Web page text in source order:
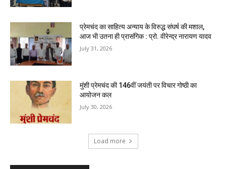
प्रेमचंद का साहित्य अन्याय के विरुद्ध संघर्ष की मशाल,
आज भी उतना ही प्रासंगिक : प्रो. वीरेन्द्र नारायण यादव
July 31, 2026
मुंशी प्रेमचंद की 146वीं जयंती पर विचार गोष्ठी का
आयोजन कल
July 30, 2026
Load more